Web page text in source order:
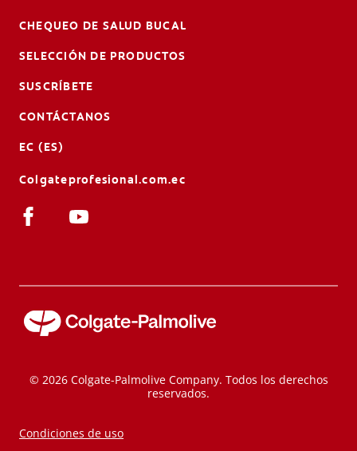
CHEQUEO DE SALUD BUCAL
SELECCIÓN DE PRODUCTOS
SUSCRÍBETE
CONTÁCTANOS
EC (ES)
Colgateprofesional.com.ec
© 2026 Colgate-Palmolive Company. Todos los derechos
reservados.
Condiciones de uso